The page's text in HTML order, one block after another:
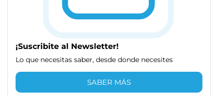
¡Suscribite al Newsletter!
Lo que necesitas saber, desde donde necesites
SABER MÁS